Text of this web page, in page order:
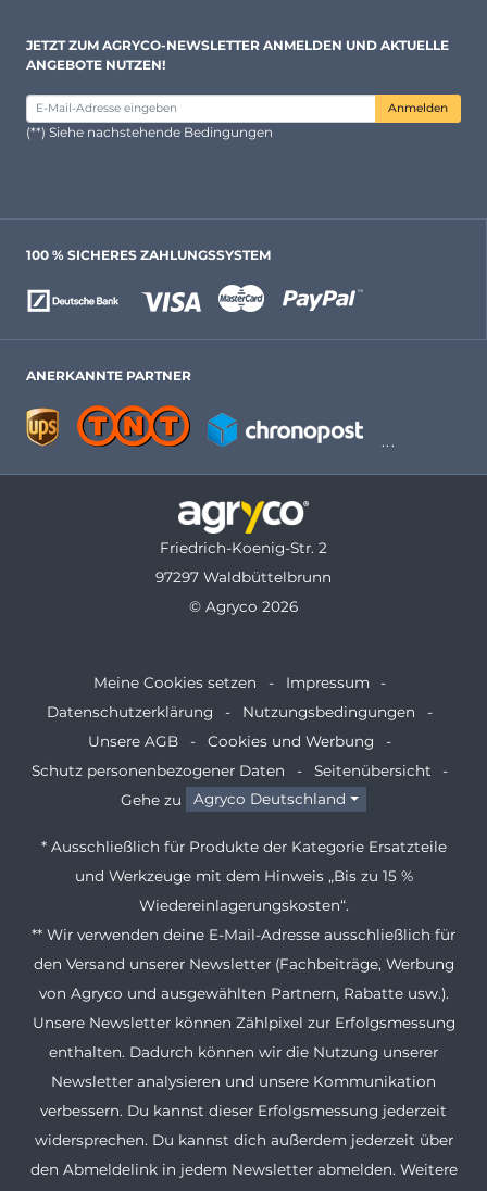
JETZT ZUM AGRYCO-NEWSLETTER ANMELDEN UND AKTUELLE
ANGEBOTE NUTZEN!
Anmelden
(**) Siehe nachstehende Bedingungen
100 % SICHERES ZAHLUNGSSYSTEM
ANERKANNTE PARTNER
Friedrich-Koenig-Str. 2
97297 Waldbüttelbrunn
© Agryco 2026
Meine Cookies setzen
Impressum
Datenschutzerklärung
Nutzungsbedingungen
Unsere AGB
Cookies und Werbung
Schutz personenbezogener Daten
Seitenübersicht
Gehe zu
Agryco Deutschland
* Ausschließlich für Produkte der Kategorie Ersatzteile
und Werkzeuge mit dem Hinweis „Bis zu 15 %
Wiedereinlagerungskosten“.
** Wir verwenden deine E-Mail-Adresse ausschließlich für
den Versand unserer Newsletter (Fachbeiträge, Werbung
von Agryco und ausgewählten Partnern, Rabatte usw.).
Unsere Newsletter können Zählpixel zur Erfolgsmessung
enthalten. Dadurch können wir die Nutzung unserer
Newsletter analysieren und unsere Kommunikation
verbessern. Du kannst dieser Erfolgsmessung jederzeit
widersprechen. Du kannst dich außerdem jederzeit über
den Abmeldelink in jedem Newsletter abmelden. Weitere